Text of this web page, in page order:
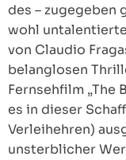
des – zugegeben
wohl
von Claudio
belanglosen
Fernsehfilm „The
es in dieser
Verleihehren)
unsterblicher